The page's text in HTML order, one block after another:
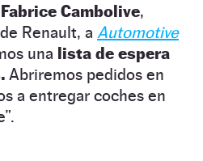
Fabrice Cambolive,
Renault, a Automotive
una lista de espera
Abriremos pedidos en
a entregar coches en